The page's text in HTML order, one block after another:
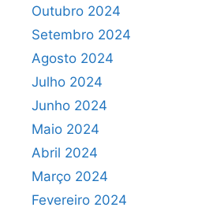
Outubro 2024
Setembro 2024
Agosto 2024
Julho 2024
Junho 2024
Maio 2024
Abril 2024
Março 2024
Fevereiro 2024